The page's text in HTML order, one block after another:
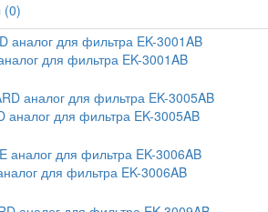
(0)
для фильтра EK-3001AB
аналог для фильтра EK-3005AB
для фильтра EK-3006AB